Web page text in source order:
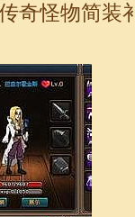
奇怪物简装